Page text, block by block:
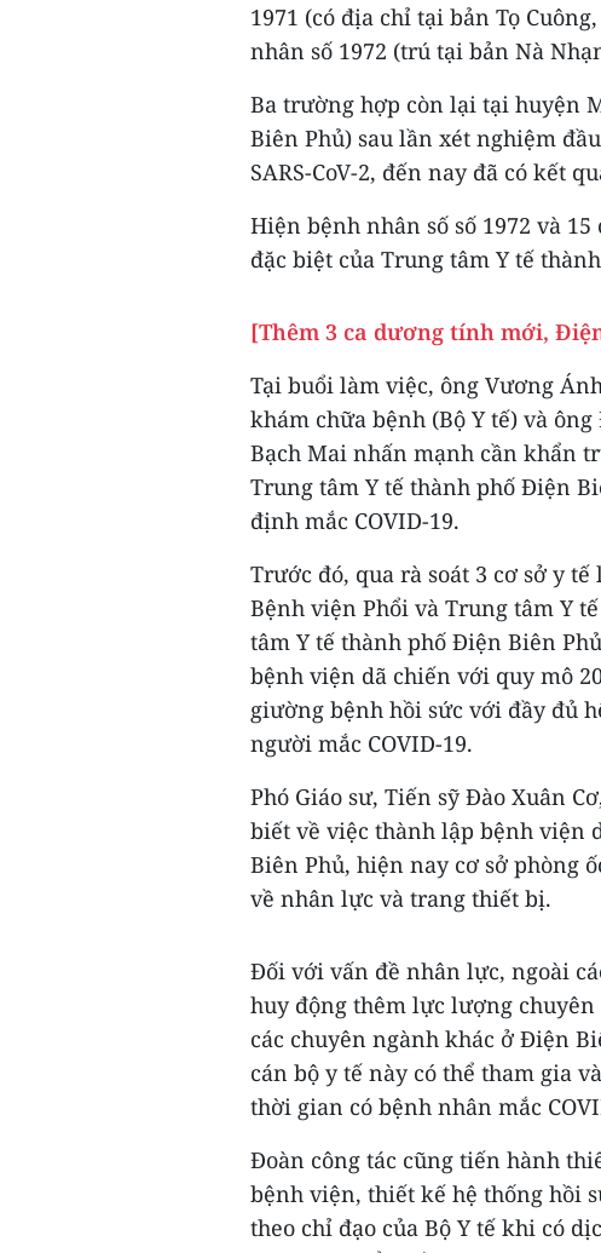
1971 (có địa chỉ tại bản Tọ
nhân số 1972 (trú tại bản Nà
Ba trường hợp còn lại tại huyện
Biên Phủ) sau lần xét nghiệm
SARS-CoV-2, đến nay đã có kết
Hiện bệnh nhân số số 1972 và
đặc biệt của Trung tâm Y tế
[Thêm 3 ca dương tính mới,
Tại buổi làm việc, ông Vương
khám chữa bệnh (Bộ Y tế) và
Bạch Mai nhấn mạnh cần khẩn
Trung tâm Y tế thành phố Điện
định mắc COVID-19.
Trước đó, qua rà soát 3 cơ sở y
Bệnh viện Phổi và Trung tâm Y
tâm Y tế thành phố Điện Biên
bệnh viện dã chiến với quy mô
giường bệnh hồi sức với đầy đủ
người mắc COVID-19.
Phó Giáo sư, Tiến sỹ Đào Xuân
biết về việc thành lập bệnh viện
Biên Phủ, hiện nay cơ sở phòng
về nhân lực và trang thiết bị.
Đối với vấn đề nhân lực, ngoài
huy động thêm lực lượng
các chuyên ngành khác ở Điện
cán bộ y tế này có thể tham gia
thời gian có bệnh nhân mắc
Đoàn công tác cũng tiến hành
bệnh viện, thiết kế hệ thống hồi
theo chỉ đạo của Bộ Y tế khi có